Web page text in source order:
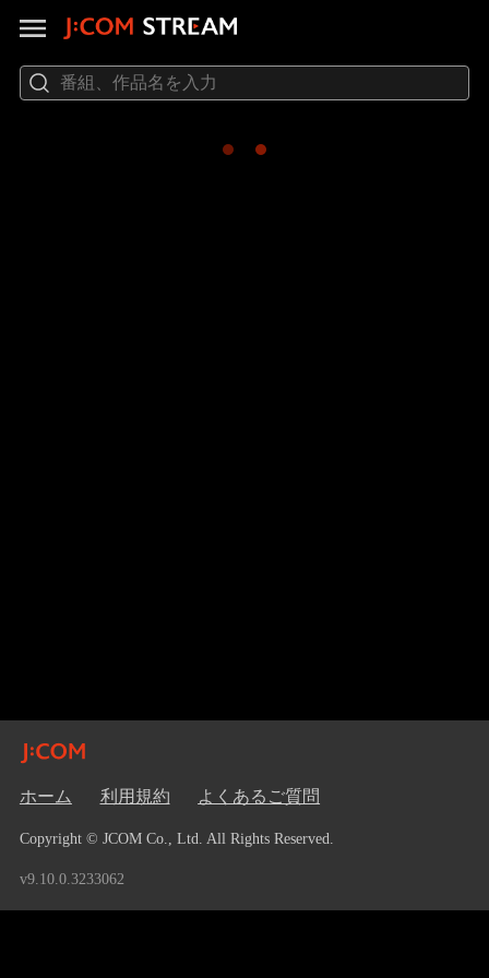
ホーム 利用規約 よくあるご質問
Copyright © JCOM Co., Ltd. All Rights Reserved.
v9.10.0.3233062